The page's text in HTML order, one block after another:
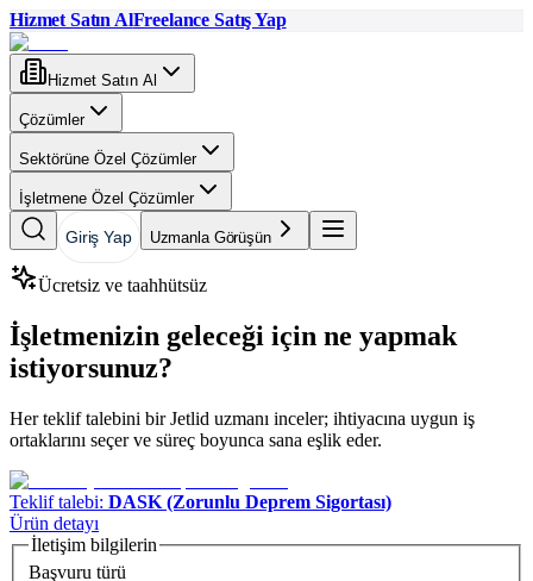
Hizmet Satın AlFreelance Satış Yap
Hizmet Satın Al
Çözümler
Sektörüne Özel Çözümler
İşletmene Özel Çözümler
Giriş Yap Uzmanla Görüşün
Ücretsiz ve taahhütsüz
İşletmenizin geleceği için ne yapmak
istiyorsunuz?
Her teklif talebini bir Jetlid uzmanı inceler; ihtiyacına uygun iş
ortaklarını seçer ve süreç boyunca sana eşlik eder.
Teklif talebi: DASK (Zorunlu Deprem Sigortası)
Ürün detayı
İletişim bilgilerin
Başvuru türü